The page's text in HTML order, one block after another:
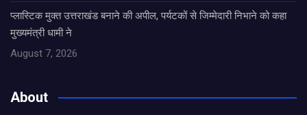
प्लास्टिक मुक्त उत्तराखंड बनाने की अपील, पर्यटकों से जिम्मेदारी निभाने को कहा
मुख्यमंत्री धामी ने
August 7, 2026
About